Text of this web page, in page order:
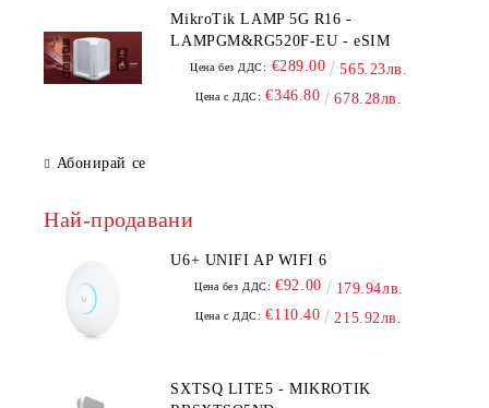
MikroTik LAMP 5G R16 -
LAMPGM&RG520F-EU - eSIM
Цена без ДДС: €289.00 565.23лв.
Цена с ДДС: €346.80 678.28лв.
Абонирай се
Най-продавани
U6+ UNIFI AP WIFI 6
Цена без ДДС: €92.00 179.94лв.
Цена с ДДС: €110.40 215.92лв.
SXTSQ LITE5 - MIKROTIK